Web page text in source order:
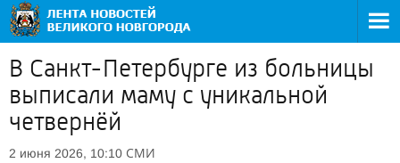
В Санкт-Петербурге из больницы
выписали маму с уникальной
четвернёй
2 июня 2026, 10:10 СМИ